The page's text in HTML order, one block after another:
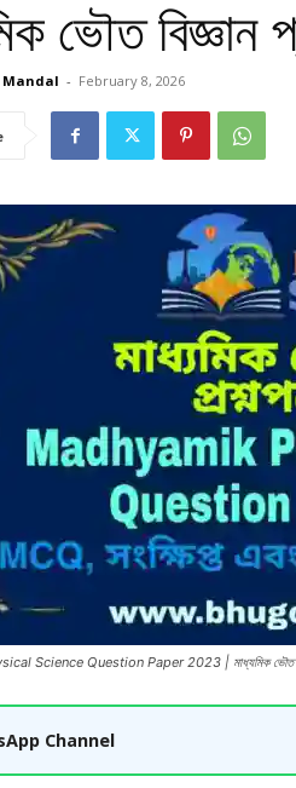
ভৌত
Mandal - February 8, 2026
Science Question Paper 2023 | মাধ্যমিক ভৌত
Channel